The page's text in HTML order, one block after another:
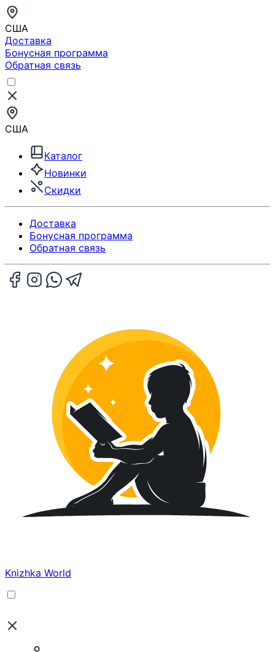
США
Доставка
Бонусная программа
Обратная связь
США
Каталог
Новинки
Скидки
Доставка
Бонусная программа
Обратная связь
Knizhka World